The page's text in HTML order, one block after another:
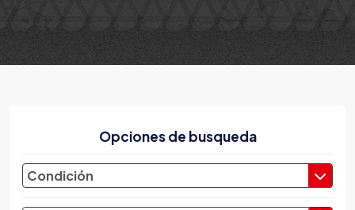
Opciones de busqueda
Condición